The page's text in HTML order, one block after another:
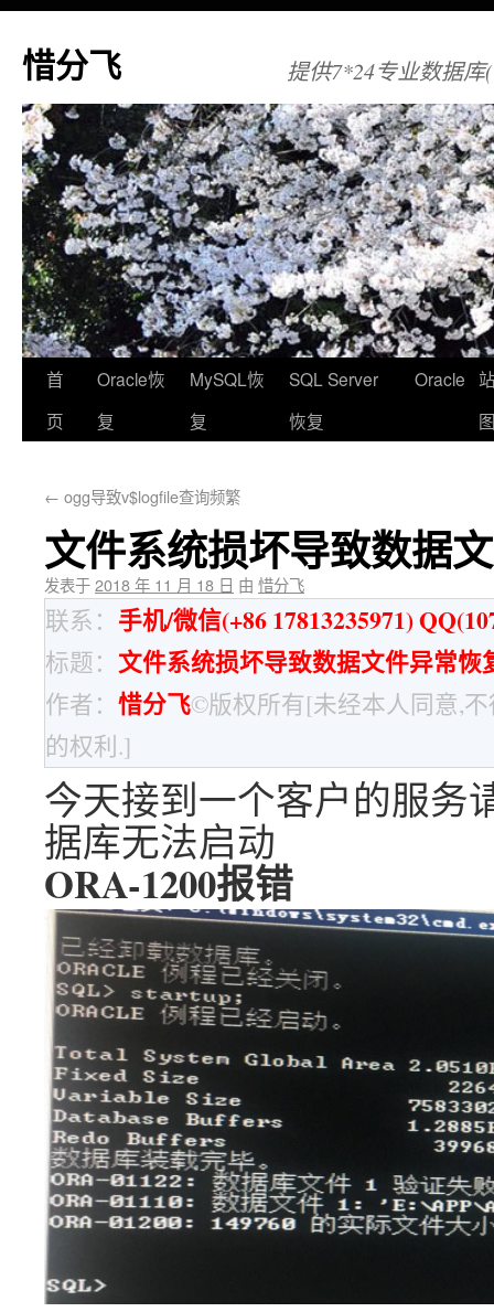
惜分飞 提供7*24专业数据库
首
页
Oracle恢
复
MySQL恢
复
SQL Server
恢复
Oracle
← ogg导致v$logfile查询频繁
文件系统损坏导致数据
发表于2018 年 11 月 18 日 由 惜分飞
联系： 手机/微信(+86 17813235971)
标题： 文件系统损坏导致数据文件异常恢
作者： 惜分飞©版权所有[未经本人同意,
的权利.]
今天接到一个客户的服务
据库无法启动
ORA-1200报错